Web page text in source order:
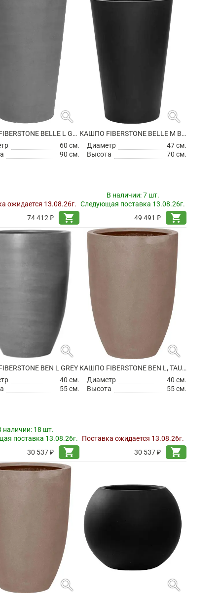
search
КАШПО FIBERSTONE BELLE L GREY
60 см.
90 см.
ожидается 13.08.26г.
74 412 ₽
shopping_cart
search
КАШПО FIBERSTONE BELLE M BLACK
Диаметр
47 см.
Высота
70 см.
В наличии:7 шт.
Следующая поставка 13.08.26г.
49 491 ₽
shopping_cart
search
BEN L GREY
40 см.
55 см.
наличии: 18 шт.
поставка 13.08.26г.
30 537 ₽
shopping_cart
search
КАШПО FIBERSTONE BEN L, TAUPE
Диаметр
40 см.
Высота
55 см.
Поставка ожидается 13.08.26г.
30 537 ₽
shopping_cart
search search